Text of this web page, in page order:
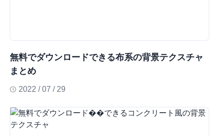
無料でダウンロードできる布系の背景テクスチャ
まとめ
2022 / 07 / 29